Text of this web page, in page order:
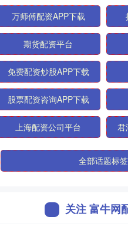
万师傅配资APP下载
期货配资平台
免费配资炒股APP下载
股票配资咨询APP下载
上海配资公司平台 君
全部话题标签
关注 富牛网